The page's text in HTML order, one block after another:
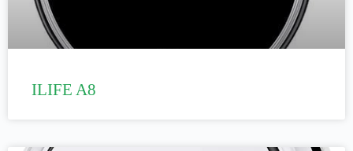
ILIFE A8